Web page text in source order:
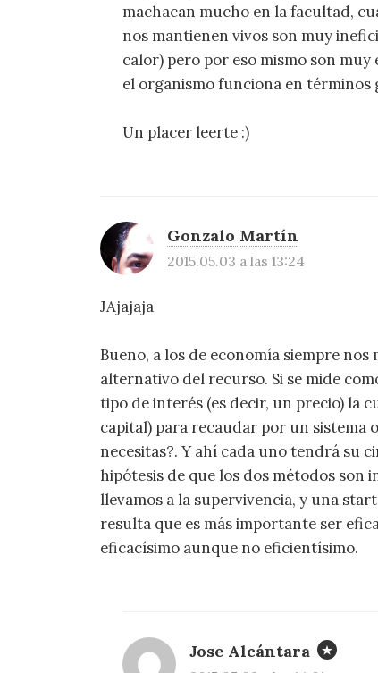
machacan mucho en la facultad,
nos mantienen vivos son muy
calor) pero por eso mismo son
el organismo funciona en términos
Un placer leerte :)
Gonzalo Martín
2015.05.03 a las 13:24
JAjajaja
Bueno, a los de economía siempre
alternativo del recurso. Si se mide
tipo de interés (es decir, un precio) la
capital) para recaudar por un sistema
necesitas?. Y ahí cada uno tendrá su
hipótesis de que los dos métodos son
llevamos a la supervivencia, y una
resulta que es más importante ser
eficacísimo aunque no eficientísimo.
Jose Alcántara